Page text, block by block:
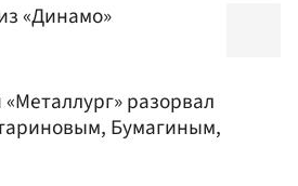
«Динамо»
разорвал
Бумагиным,